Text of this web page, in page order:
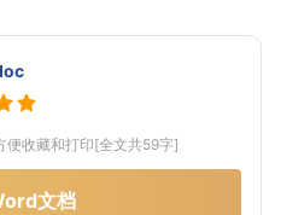
便收藏和打印[全文共59字]
文档